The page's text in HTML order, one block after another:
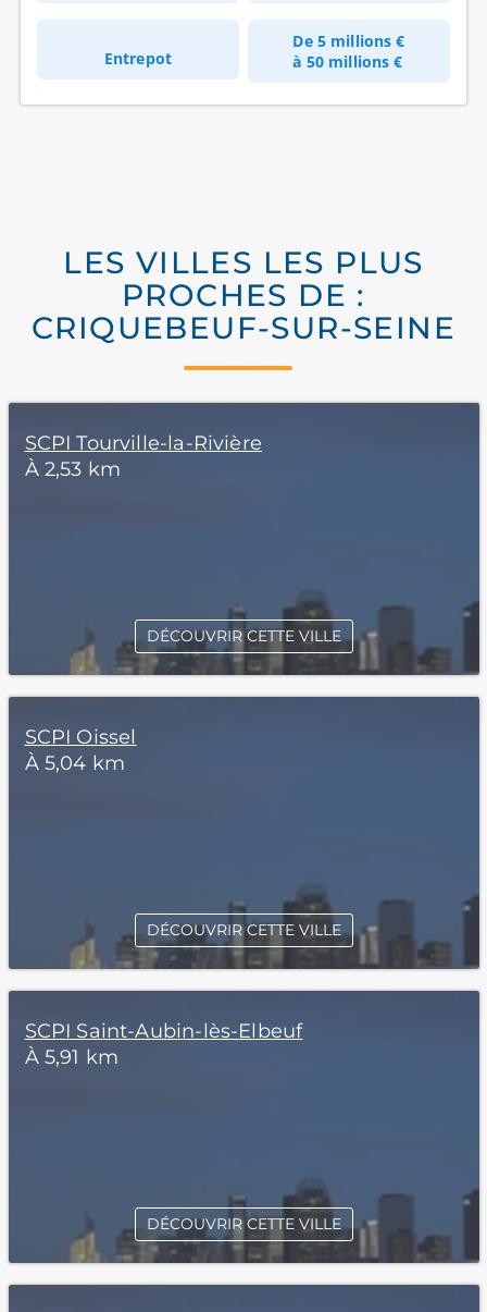
Entrepot
De 5 millions €
à 50 millions €
LES VILLES LES PLUS
PROCHES DE :
CRIQUEBEUF-SUR-SEINE
SCPI Tourville-la-Rivière
À 2,53 km
DÉCOUVRIR CETTE VILLE
SCPI Oissel
À 5,04 km
DÉCOUVRIR CETTE VILLE
SCPI Saint-Aubin-lès-Elbeuf
À 5,91 km
DÉCOUVRIR CETTE VILLE